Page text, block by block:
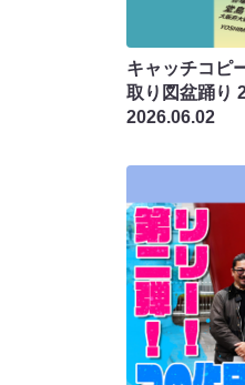
キャッチコピ
取り図盆踊り
2026.06.02